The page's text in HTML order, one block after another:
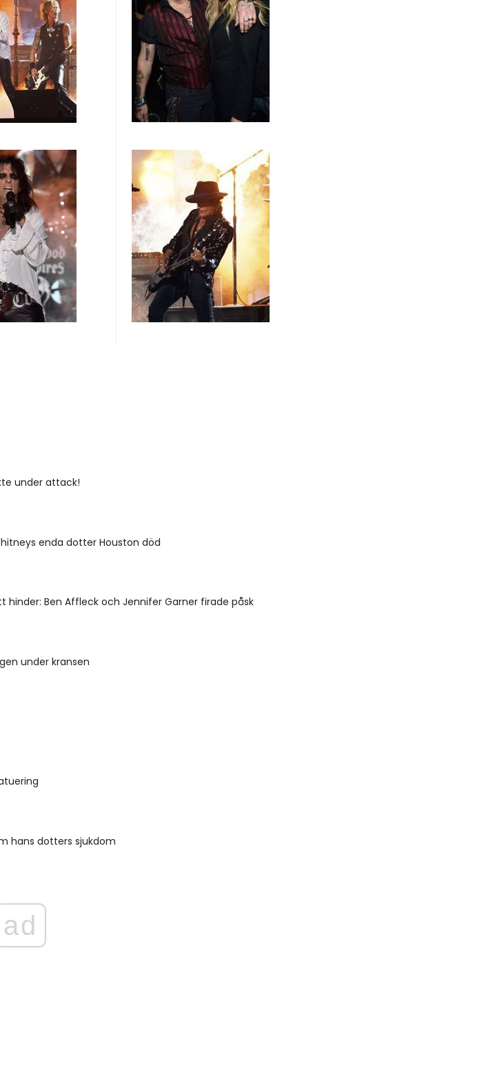
under attack!
enda dotter Houston död
hinder: Ben Affleck och Jennifer Garner firade påsk
under kransen
hans dotters sjukdom
ad